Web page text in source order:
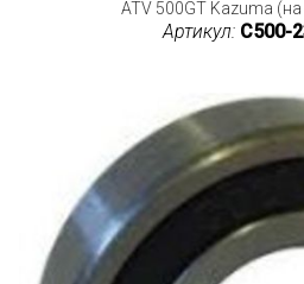
ATV 500GT Kazuma
Артикул: C500-